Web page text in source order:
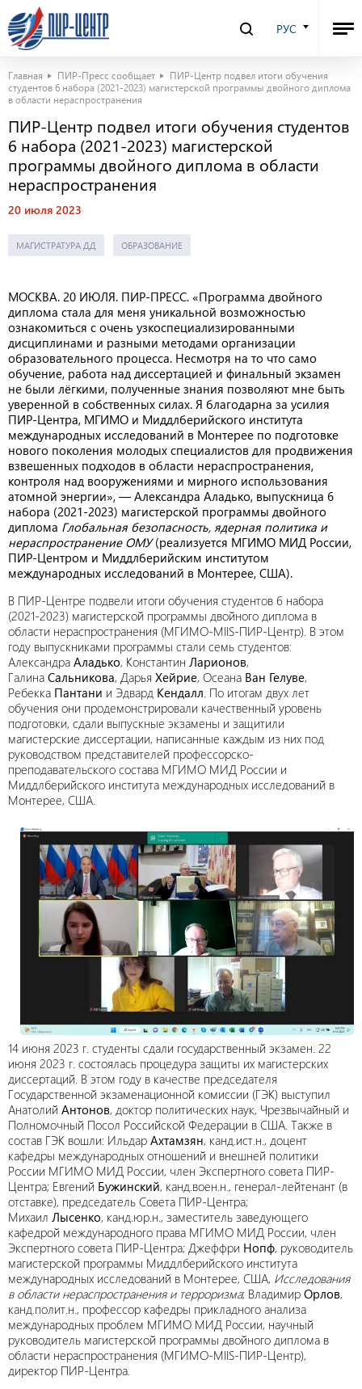
РУС
Главная ПИР-Пресс сообщает
ПИР-Центр подвел итоги обучения
студентов 6 набора (2021-2023) магистерской программы двойного диплома
в области нераспространения
ПИР-Центр подвел итоги обучения студентов
6 набора (2021-2023) магистерской
программы двойного диплома в области
нераспространения
20 июля 2023
МАГИСТРАТУРА ДД ОБРАЗОВАНИЕ
МОСКВА. 20 ИЮЛЯ. ПИР-ПРЕСС. «Программа двойного
диплома стала для меня уникальной возможностью
ознакомиться с очень узкоспециализированными
дисциплинами и разными методами организации
образовательного процесса. Несмотря на то что само
обучение, работа над диссертацией и финальный экзамен
не были лёгкими, полученные знания позволяют мне быть
уверенной в собственных силах. Я благодарна за усилия
ПИР-Центра, МГИМО и Миддлберийского института
международных исследований в Монтерее по подготовке
нового поколения молодых специалистов для продвижения
взвешенных подходов в области нераспространения,
контроля над вооружениями и мирного использования
атомной энергии», — Александра Аладько, выпускница 6
набора (2021-2023) магистерской программы двойного
диплома Глобальная безопасность, ядерная политика и
нераспространение ОМУ(реализуется МГИМО МИД России,
ПИР-Центром и Миддлберийским институтом
международных исследований в Монтерее, США).
В ПИР-Центре подвели итоги обучения студентов 6 набора
(2021-2023) магистерской программы двойного диплома в
области нераспространения (МГИМО-MIIS-ПИР-Центр). В этом
году выпускниками программы стали семь студентов:
Александра Аладько, Константин Ларионов,
Галина Сальникова, Дарья Хейрие, Осеана Ван Гелуве,
Ребекка Пантани и Эдвард Кендалл. По итогам двух лет
обучения они продемонстрировали качественный уровень
подготовки, сдали выпускные экзамены и защитили
магистерские диссертации, написанные каждым из них под
руководством представителей профессорско-
преподавательского состава МГИМО МИД России и
Миддлберийского института международных исследований в
Монтерее, США.
14 июня 2023 г. студенты сдали государственный экзамен. 22
июня 2023 г. состоялась процедура защиты их магистерских
диссертаций. В этом году в качестве председателя
Государственной экзаменационной комиссии (ГЭК) выступил
Анатолий Антонов, доктор политических наук, Чрезвычайный и
Полномочный Посол Российской Федерации в США. Также в
состав ГЭК вошли: Ильдар Ахтамзян, канд.ист.н., доцент
кафедры международных отношений и внешней политики
России МГИМО МИД России, член Экспертного совета ПИР-
Центра; Евгений Бужинский, канд.воен.н., генерал-лейтенант (в
отставке), председатель Совета ПИР-Центра;
Михаил Лысенко, канд.юр.н., заместитель заведующего
кафедрой международного права МГИМО МИД России, член
Экспертного совета ПИР-Центра; Джеффри Нопф, руководитель
магистерской программы Миддлберийского института
международных исследований в Монтерее, США, Исследования
в области нераспространения и терроризма; Владимир Орлов,
канд.полит.н., профессор кафедры прикладного анализа
международных проблем МГИМО МИД России, научный
руководитель магистерской программы двойного диплома в
области нераспространения (МГИМО-MIIS-ПИР-Центр),
директор ПИР-Центра.